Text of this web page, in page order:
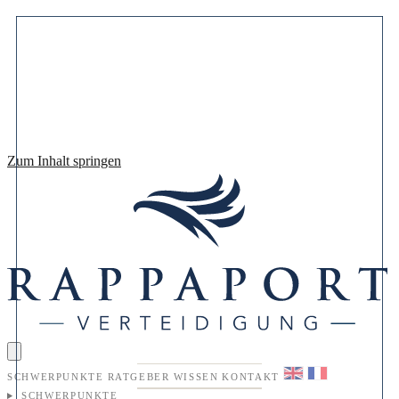
Zum Inhalt springen
SCHWERPUNKTE RATGEBER WISSEN KONTAKT
SCHWERPUNKTE